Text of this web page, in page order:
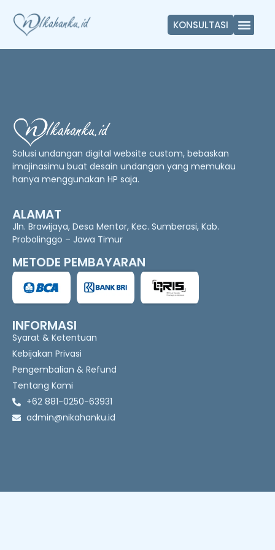
KONSULTASI
Solusi undangan digital website custom, bebaskan
imajinasimu buat desain undangan yang memukau
hanya menggunakan HP saja.
ALAMAT
Jln. Brawijaya, Desa Mentor, Kec. Sumberasi, Kab.
Probolinggo – Jawa Timur
METODE PEMBAYARAN
INFORMASI
Syarat & Ketentuan
Kebijakan Privasi
Pengembalian & Refund
Tentang Kami
+62 881-0250-63931
admin@nikahanku.id